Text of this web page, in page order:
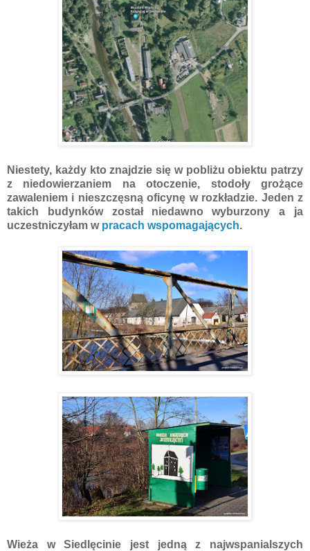
Niestety, każdy kto znajdzie się w pobliżu obiektu patrzy
z niedowierzaniem na otoczenie, stodoły grożące
zawaleniem i nieszczęsną oficynę w rozkładzie. Jeden z
takich budynków został niedawno wyburzony a ja
uczestniczyłam w pracach wspomagających.
Wieża w Siedlęcinie jest jedną z najwspanialszych